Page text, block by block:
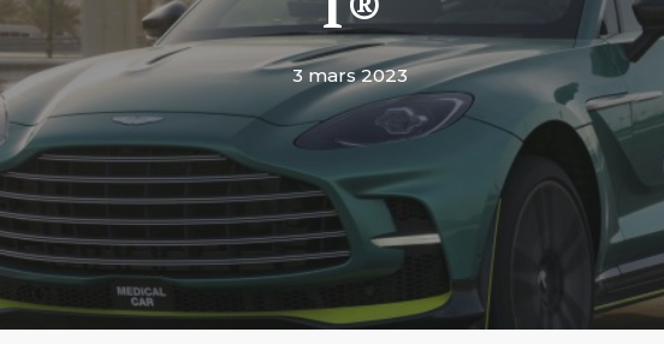
3 mars 2023